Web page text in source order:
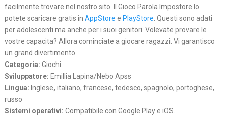
facilmente trovare nel nostro sito. Il Gioco Parola Impostore lo
potete scaricare gratis in AppStore e PlayStore. Questi sono adati
per adolescenti ma anche per i suoi genitori. Volevate provare le
vostre capacita? Allora cominciate a giocare ragazzi. Vi garantisco
un grand divertimento.
Categoria: Giochi
Sviluppatore: Emillia Lapina/Nebo Apss
Lingua: Inglese, italiano, francese, tedesco, spagnolo, portoghese,
russo
Sistemi operativi: Compatibile con Google Play e iOS.